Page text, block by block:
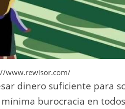
www.rewisor.com/
dinero suficiente para
burocracia en